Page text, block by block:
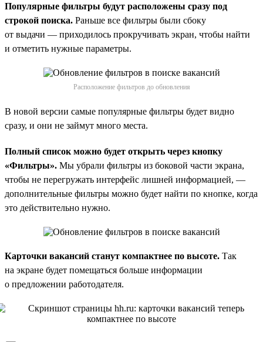
Популярные фильтры будут расположены сразу под
строкой поиска. Раньше все фильтры были сбоку
от выдачи — приходилось прокручивать экран, чтобы найти
и отметить нужные параметры.
Расположение фильтров до обновления
В новой версии самые популярные фильтры будет видно
сразу, и они не займут много места.
Полный список можно будет открыть через кнопку
«Фильтры». Мы убрали фильтры из боковой части экрана,
чтобы не перегружать интерфейс лишней информацией, —
дополнительные фильтры можно будет найти по кнопке, когда
это действительно нужно.
Карточки вакансий станут компактнее по высоте. Так
на экране будет помещаться больше информации
о предложении работодателя.